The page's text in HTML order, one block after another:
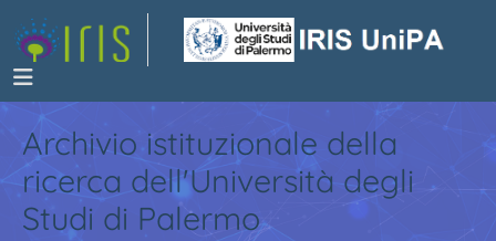
Archivio istituzionale della
ricerca dell'Università degli
Studi di Palermo